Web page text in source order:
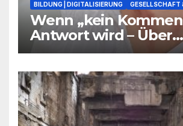
BILDUNG | DIGITALISIERUNG GESELLSCHAFT
Wenn „kein
Antwort wird – Über
Warnsignale aus